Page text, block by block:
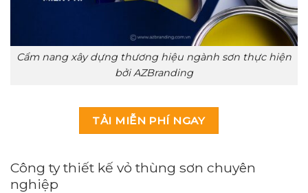
Cẩm nang xây dựng thương hiệu ngành sơn thực hiện
bởi AZBranding
TẢI MIỄN PHÍ NGAY
Công ty thiết kế vỏ thùng sơn chuyên
nghiệp